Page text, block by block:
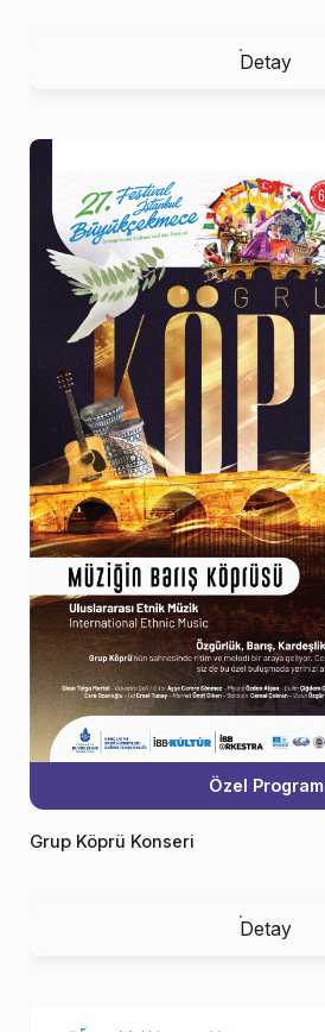
Detay
Özel Program
Grup Köprü Konseri
Detay